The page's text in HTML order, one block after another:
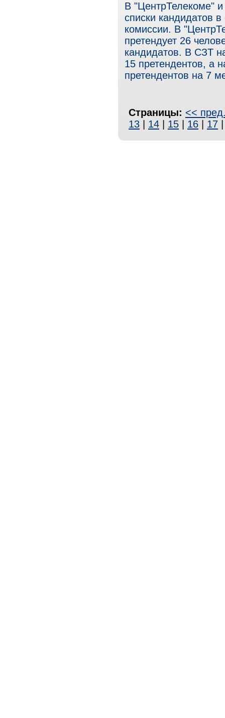
В "ЦентрТелекоме"
списки кандидатов
комиссии. В
претендует 26
кандидатов. В СЗТ
15 претендентов, а
претендентов на 7
Страницы: <<
13
14 15 16 17